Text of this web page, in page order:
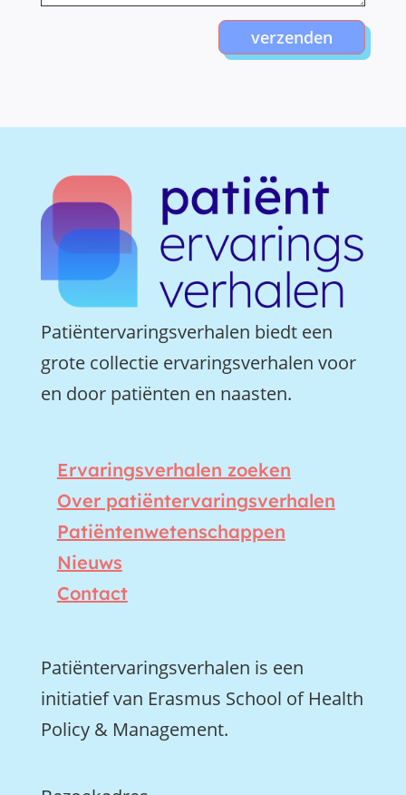
verzenden
Patiëntervaringsverhalen biedt een
grote collectie ervaringsverhalen voor
en door patiënten en naasten.
Ervaringsverhalen zoeken
Over patiëntervaringsverhalen
Patiëntenwetenschappen
Nieuws
Contact
Patiëntervaringsverhalen is een
initiatief van Erasmus School of Health
Policy & Management.